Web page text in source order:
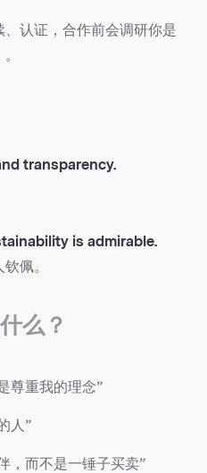
认证，合作前会调研你是
transparency.
is admirable.
佩。
么？
尊重我的理念”
人”
，而不是一锤子买卖”